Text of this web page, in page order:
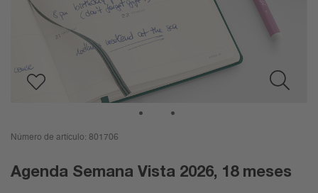
Número de artículo: 801706
Agenda Semana Vista 2026, 18 meses